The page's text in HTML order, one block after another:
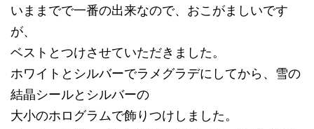
いままでで一番の出来なので、おこがましいです
が、
ベストとつけさせていただきました。
ホワイトとシルバーでラメグラデにしてから、雪の
結晶シールとシルバーの
大小のホログラムで飾りつけしました。